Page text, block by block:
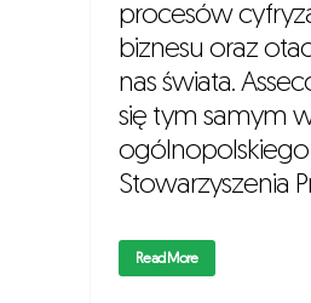
procesów
biznesu oraz
nas świata.
się tym samym w
ogólnopolskiego
Stowarzyszenia
Read More